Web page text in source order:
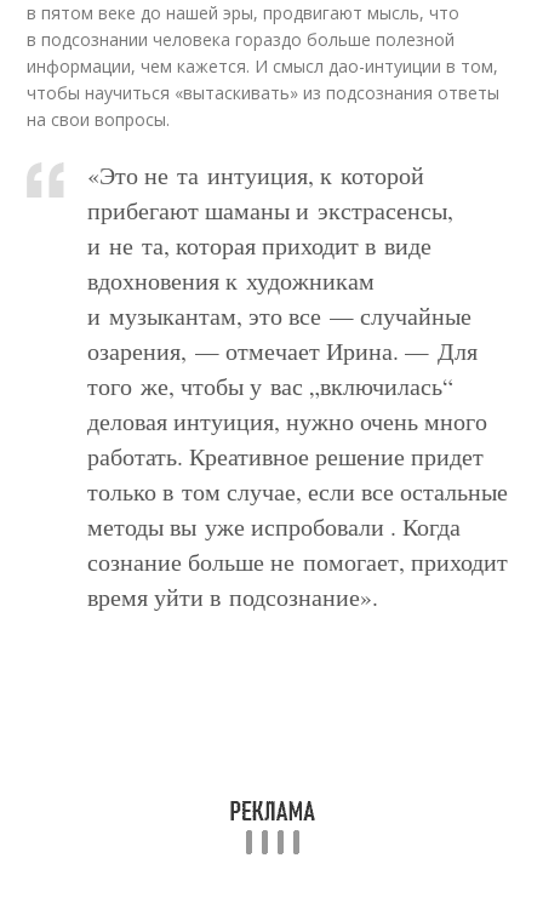
в пятом веке до нашей эры, продвигают мысль, что
в подсознании человека гораздо больше полезной
информации, чем кажется. И смысл дао-интуиции в том,
чтобы научиться «вытаскивать» из подсознания ответы
на свои вопросы.
«Это не та интуиция, к которой
прибегают шаманы и экстрасенсы,
и не та, которая приходит в виде
вдохновения к художникам
и музыкантам, это все — случайные
озарения, — отмечает Ирина. — Для
того же, чтобы у вас „включилась“
деловая интуиция, нужно очень много
работать. Креативное решение придет
только в том случае, если все остальные
методы вы уже испробовали . Когда
сознание больше не помогает, приходит
время уйти в подсознание».